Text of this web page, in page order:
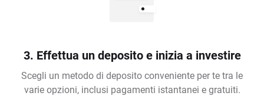
3. Effettua un deposito e inizia a investire
Scegli un metodo di deposito conveniente per te tra le
varie opzioni, inclusi pagamenti istantanei e gratuiti.